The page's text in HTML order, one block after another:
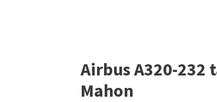
Airbus A320-232
Mahon